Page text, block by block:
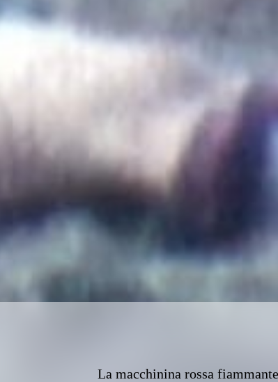
La macchinina rossa